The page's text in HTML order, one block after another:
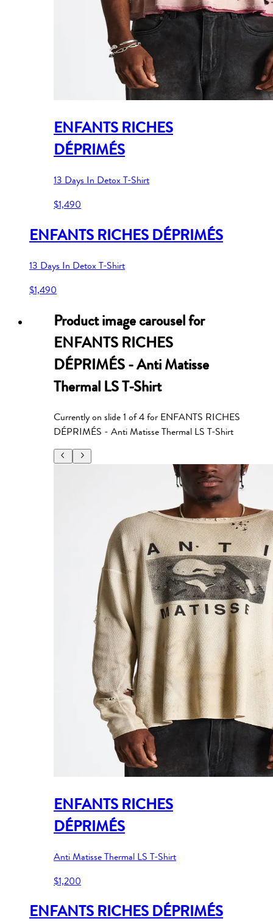
ENFANTS RICHES
DÉPRIMÉS
13 Days In Detox T-Shirt
$1,490
ENFANTS RICHES DÉPRIMÉS
13 Days In Detox T-Shirt
$1,490
Product image carousel for
ENFANTS RICHES
DÉPRIMÉS - Anti Matisse
Thermal LS T-Shirt
Currently on slide1 of4for ENFANTS RICHES
DÉPRIMÉS - Anti Matisse Thermal LS T-Shirt
ENFANTS RICHES
DÉPRIMÉS
Anti Matisse Thermal LS T-Shirt
$1,200
ENFANTS RICHES DÉPRIMÉS